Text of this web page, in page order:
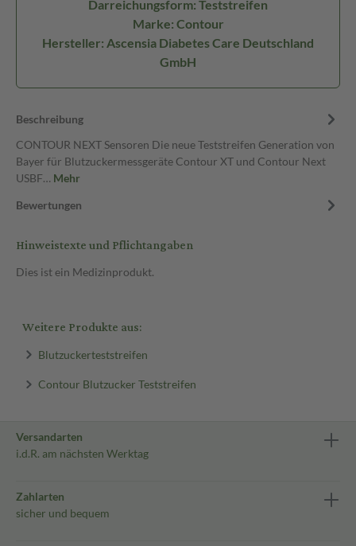
Darreichungsform: Teststreifen
Marke: Contour
Hersteller: Ascensia Diabetes Care Deutschland
GmbH
Beschreibung
CONTOUR NEXT Sensoren Die neue Teststreifen Generation von
Bayer für Blutzuckermessgeräte Contour XT und Contour Next
USBF… Mehr
Bewertungen
Hinweistexte und Pflichtangaben
Dies ist ein Medizinprodukt.
Weitere Produkte aus:
Blutzuckerteststreifen
Contour Blutzucker Teststreifen
Versandarten
i.d.R. am nächsten Werktag
Zahlarten
sicher und bequem